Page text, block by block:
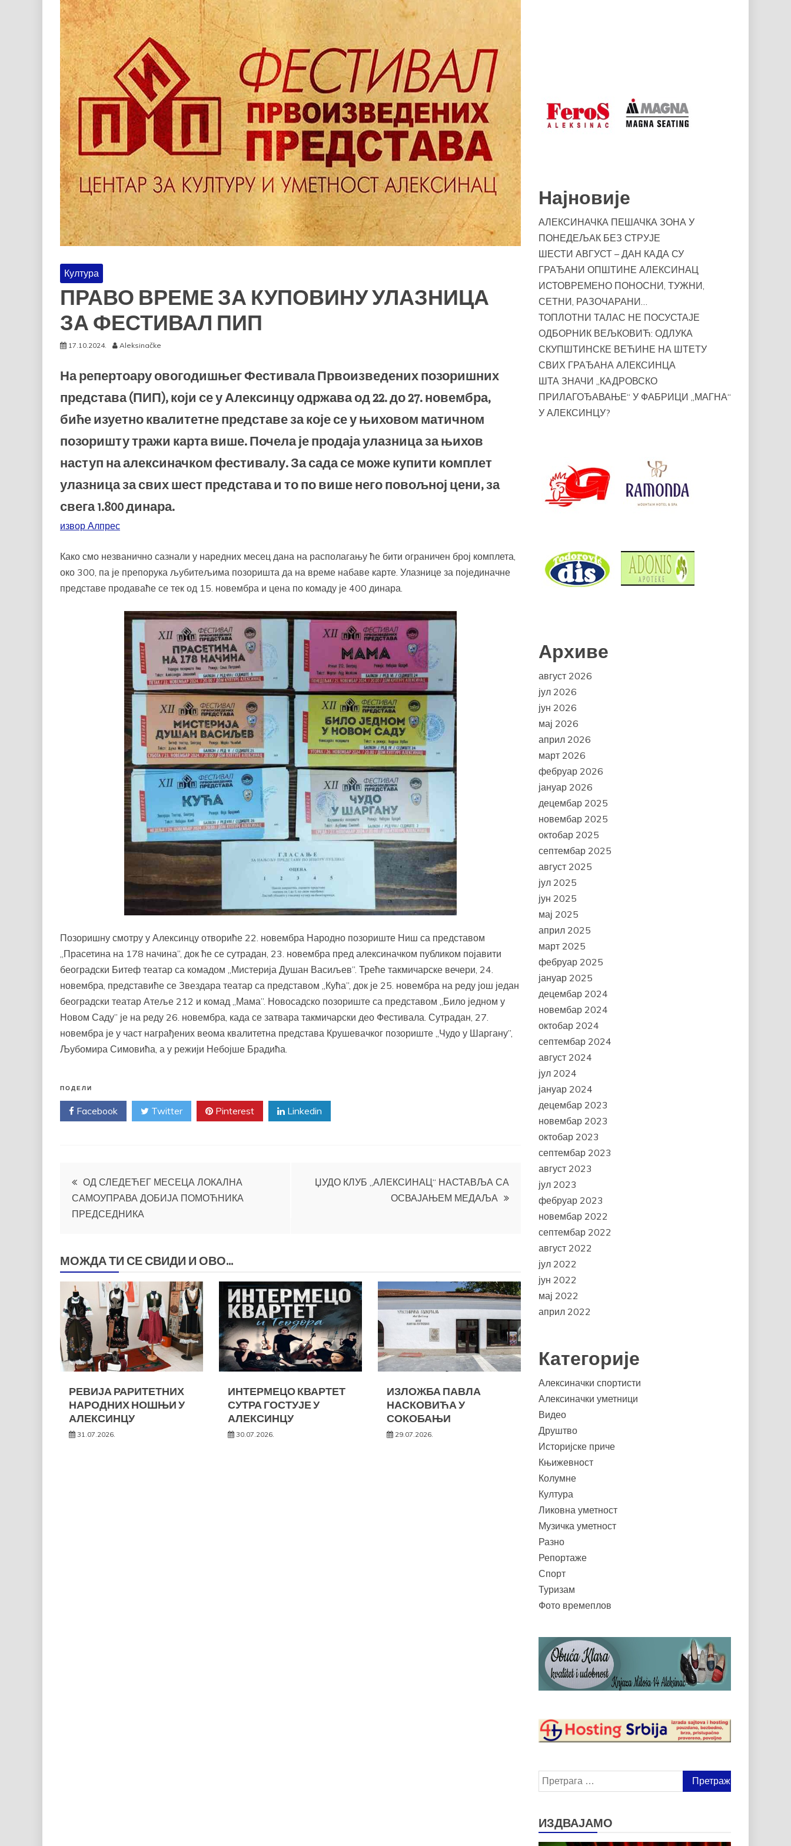
Култура
ПРАВО ВРЕМЕ ЗА КУПОВИНУ УЛАЗНИЦА
ЗА ФЕСТИВАЛ ПИП
17.10.2024. Aleksinačke
На репертоару овогодишњег Фестивала Првоизведених позоришних
представа (ПИП), који се у Алексинцу одржава од 22. до 27. новембра,
биће изуетно квалитетне представе за које се у њиховом матичном
позоришту тражи карта више. Почела је продаја улазница за њихов
наступ на алексиначком фестивалу. За сада се може купити комплет
улазница за свих шест представа и то по више него повољној цени, за
свега 1.800 динара.
извор Алпрес
Како смо незванично сазнали у наредних месец дана на располагању ће бити ограничен број комплета,
око 300, па је препорука љубитељима позоришта да на време набаве карте. Улазнице за појединачне
представе продаваће се тек од 15. новембра и цена по комаду је 400 динара.
Позоришну смотру у Алексинцу отвориће 22. новембра Народно позориште Ниш са представом
„Прасетина на 178 начина”, док ће се сутрадан, 23. новембра пред алексиначком публиком појавити
београдски Битеф театар са комадом „Мистерија Душан Васиљев”. Треће такмичарске вечери, 24.
новембра, представиће се Звездара театар са представом „Кућа”, док је 25. новембра на реду још један
београдски театар Атеље 212 и комад „Мама”. Новосадско позориште са представом „Било једном у
Новом Саду” је на реду 26. новембра, када се затвара такмичарски део Фестивала. Сутрадан, 27.
новембра је у част награђених веома квалитетна представа Крушевачког позориште „Чудо у Шаргану”,
Љубомира Симовића, а у режији Небојше Брадића.
ПОДЕЛИ
Facebook Twitter Pinterest Linkedin
Кретање
чланка
ОД СЛЕДЕЋЕГ МЕСЕЦА ЛОКАЛНА
САМОУПРАВА ДОБИЈА ПОМОЋНИКА
ПРЕДСЕДНИКА
ЏУДО КЛУБ „АЛЕКСИНАЦ“ НАСТАВЉА СА
ОСВАЈАЊЕМ МЕДАЉА
МОЖДА ТИ СЕ СВИДИ И ОВО...
РЕВИЈА РАРИТЕТНИХ
НАРОДНИХ НОШЊИ У
АЛЕКСИНЦУ
31.07.2026.
ИНТЕРМЕЦО КВАРТЕТ
СУТРА ГОСТУЈЕ У
АЛЕКСИНЦУ
30.07.2026.
ИЗЛОЖБА ПАВЛА
НАСКОВИЋА У
СОКОБАЊИ
29.07.2026.
Најновије
АЛЕКСИНАЧКА ПЕШАЧКА ЗОНА У
ПОНЕДЕЉАК БЕЗ СТРУЈЕ
ШЕСТИ АВГУСТ – ДАН КАДА СУ
ГРАЂАНИ ОПШТИНЕ АЛЕКСИНАЦ
ИСТОВРЕМЕНО ПОНОСНИ, ТУЖНИ,
СЕТНИ, РАЗОЧАРАНИ…
ТОПЛОТНИ ТАЛАС НЕ ПОСУСТАЈЕ
ОДБОРНИК ВЕЉКОВИЋ: ОДЛУКА
СКУПШТИНСКЕ ВЕЋИНЕ НА ШТЕТУ
СВИХ ГРАЂАНА АЛЕКСИНЦА
ШТА ЗНАЧИ „КАДРОВСКО
ПРИЛАГОЂАВАЊЕ“ У ФАБРИЦИ „МАГНА“
У АЛЕКСИНЦУ?
Архиве
август 2026
јул 2026
јун 2026
мај 2026
април 2026
март 2026
фебруар 2026
јануар 2026
децембар 2025
новембар 2025
октобар 2025
септембар 2025
август 2025
јул 2025
јун 2025
мај 2025
април 2025
март 2025
фебруар 2025
јануар 2025
децембар 2024
новембар 2024
октобар 2024
септембар 2024
август 2024
јул 2024
јануар 2024
децембар 2023
новембар 2023
октобар 2023
септембар 2023
август 2023
јул 2023
фебруар 2023
новембар 2022
септембар 2022
август 2022
јул 2022
јун 2022
мај 2022
април 2022
Категорије
Алексиначки спортисти
Алексиначки уметници
Видео
Друштво
Историјске приче
Књижевност
Колумне
Култура
Ликовна уметност
Музичка уметност
Разно
Репортаже
Спорт
Туризам
Фото времеплов
Претрага
за:
ИЗДВАЈАМО